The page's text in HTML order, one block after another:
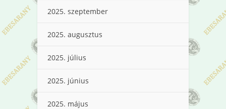
2025. szeptember
2025. augusztus
2025. július
2025. június
2025. május